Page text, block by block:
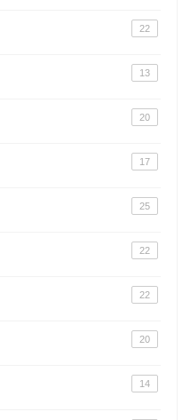
22
13
20
17
25
22
22
20
14